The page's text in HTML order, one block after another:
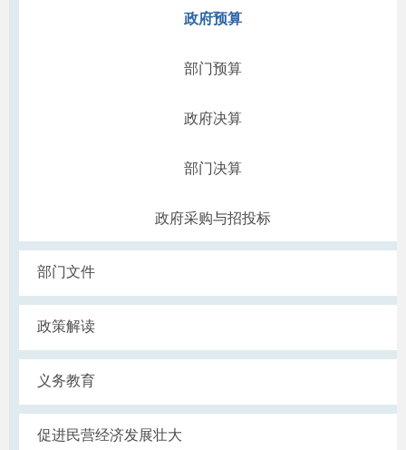
政府预算
部门预算
政府决算
部门决算
政府采购与招投标
部门文件
政策解读
义务教育
促进民营经济发展壮大